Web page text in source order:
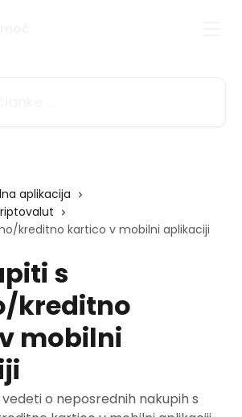
aplikacija
kreditno kartico v mobilni aplikaciji
s
kreditno
mobilni
o neposrednih nakupih s